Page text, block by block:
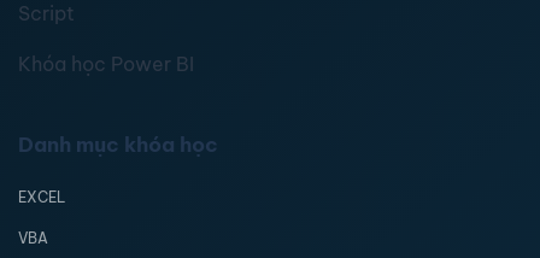
Script
Khóa học Power BI
Danh mục khóa học
EXCEL
VBA